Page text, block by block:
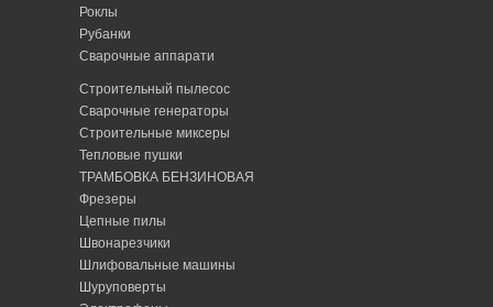
Роклы
Рубанки
Сварочные аппарати
Строительный пылесос
Сварочные генераторы
Строительные миксеры
Тепловые пушки
ТРАМБОВКА БЕНЗИНОВАЯ
Фрезеры
Цепные пилы
Швонарезчики
Шлифовальные машины
Шуруповерты